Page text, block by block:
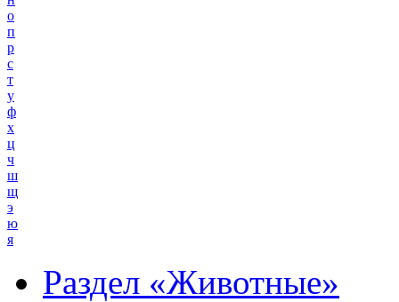
о
п
р
с
т
у
ф
х
ц
ч
ш
щ
э
ю
я
Раздел «Животные»